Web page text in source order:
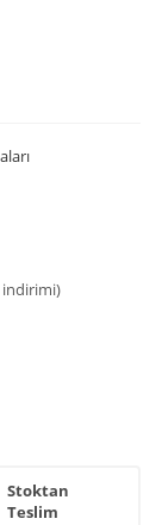
indirimi)
Stoktan
Teslim